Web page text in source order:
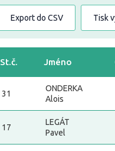
Export do CSV Tisk
St.č. Jméno
31
ONDERKA
Alois
17
LEGÁT
Pavel